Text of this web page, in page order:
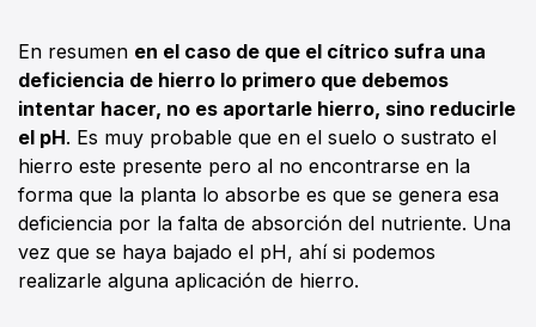
En resumen en el caso de que el cítrico sufra una
deficiencia de hierro lo primero que debemos
intentar hacer, no es aportarle hierro, sino reducirle
el pH. Es muy probable que en el suelo o sustrato el
hierro este presente pero al no encontrarse en la
forma que la planta lo absorbe es que se genera esa
deficiencia por la falta de absorción del nutriente. Una
vez que se haya bajado el pH, ahí si podemos
realizarle alguna aplicación de hierro.